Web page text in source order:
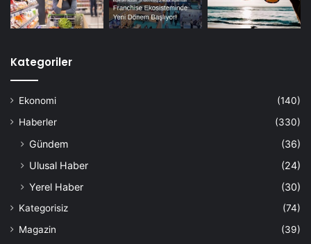
Kategoriler
Ekonomi
(140)
Haberler
(330)
Gündem
(36)
Ulusal Haber
(24)
Yerel Haber
(30)
Kategorisiz
(74)
Magazin
(39)